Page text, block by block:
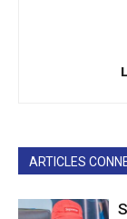
ARTICLES